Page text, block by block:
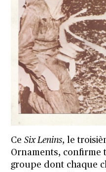
CeSix Lenins, le
Ornaments, confirme
groupe dont chaque